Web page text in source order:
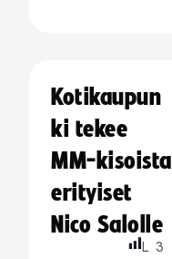
Kotikaupun
ki tekee
MM-kisoista
erityiset
Nico Salolle
L 3